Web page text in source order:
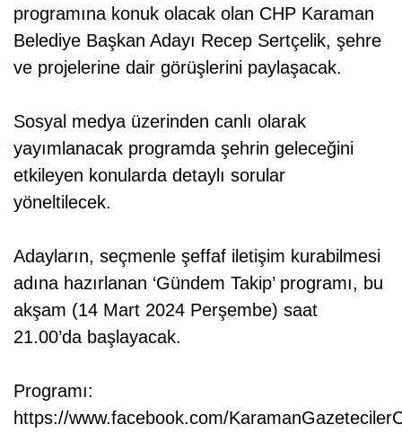
programına konuk olacak olan CHP Karaman
Belediye Başkan Adayı Recep Sertçelik, şehre
ve projelerine dair görüşlerini paylaşacak.
Sosyal medya üzerinden canlı olarak
yayımlanacak programda şehrin geleceğini
etkileyen konularda detaylı sorular
yöneltilecek.
Adayların, seçmenle şeffaf iletişim kurabilmesi
adına hazırlanan ‘Gündem Takip’ programı, bu
akşam (14 Mart 2024 Perşembe) saat
21.00’da başlayacak.
Programı:
https://www.facebook.com/